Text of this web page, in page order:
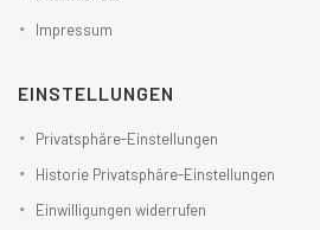
Impressum
EINSTELLUNGEN
Privatsphäre-Einstellungen
Historie Privatsphäre-Einstellungen
Einwilligungen widerrufen